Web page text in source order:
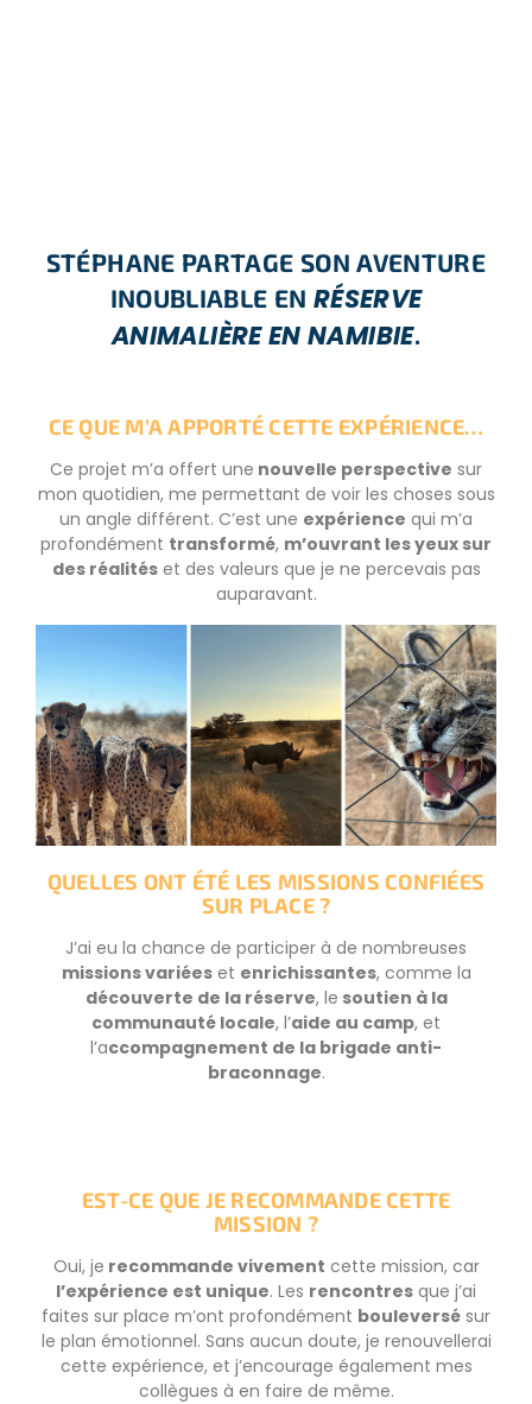
STÉPHANE PARTAGE SON AVENTURE
INOUBLIABLE EN RÉSERVE
ANIMALIÈRE EN NAMIBIE.
CE QUE M’A APPORTÉ CETTE EXPÉRIENCE…
Ce projet m’a offert une nouvelle perspective sur
mon quotidien, me permettant de voir les choses sous
un angle différent. C’est une expérience qui m’a
profondément transformé, m’ouvrant les yeux sur
des réalitéset des valeurs que je ne percevais pas
auparavant.
QUELLES ONT ÉTÉ LES MISSIONS CONFIÉES
SUR PLACE ?
J’ai eu la chance de participer à de nombreuses
missions variéeset enrichissantes, comme la
découverte de la réserve, le soutien à la
communauté locale, l’aide au camp, et
l’accompagnement de la brigade anti-
braconnage.
EST-CE QUE JE RECOMMANDE CETTE
MISSION ?
Oui, je recommande vivement cette mission, car
l’expérience est unique. Les rencontres que j’ai
faites sur place m’ont profondément bouleversé sur
le plan émotionnel. Sans aucun doute, je renouvellerai
cette expérience, et j’encourage également mes
collègues à en faire de même.